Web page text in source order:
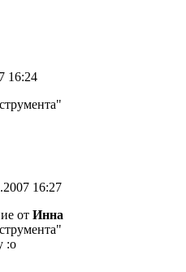
16:24
16:27
от Инна
:o